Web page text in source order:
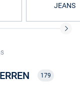
JEANS
179